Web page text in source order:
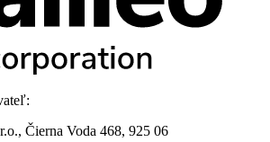
Čierna Voda 468, 925 06